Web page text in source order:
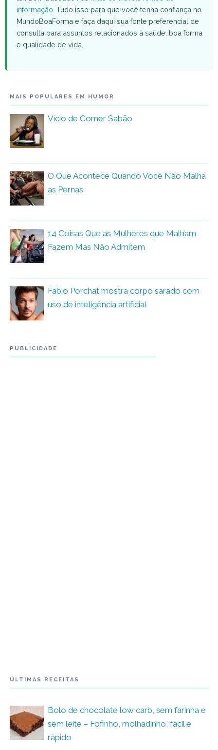
informação . Tudo isso para que você tenha confiança no
MundoBoaForma e faça daqui sua fonte preferencial de
consulta para assuntos relacionados à saúde, boa forma
e qualidade de vida.
MAIS POPULARES EM HUMOR
Vício de Comer Sabão
O Que Acontece Quando Você Não Malha
as Pernas
14 Coisas Que as Mulheres que Malham
Fazem Mas Não Admitem
Fabio Porchat mostra corpo sarado com
uso de inteligência artificial
PUBLICIDADE
ÚLTIMAS RECEITAS
Bolo de chocolate low carb, sem farinha e
sem leite – Fofinho, molhadinho, fácil e
rápido